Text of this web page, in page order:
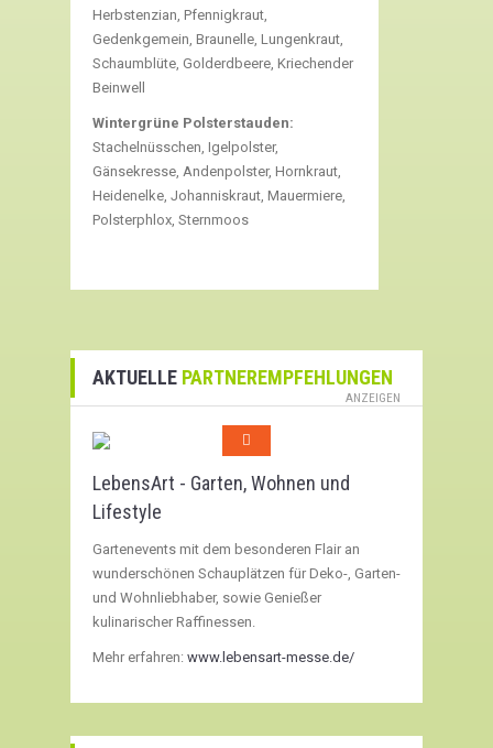
Herbstenzian, Pfennigkraut,
Gedenkgemein, Braunelle, Lungenkraut,
Schaumblüte, Golderdbeere, Kriechender
Beinwell
Wintergrüne Polsterstauden:
Stachelnüsschen, Igelpolster,
Gänsekresse, Andenpolster, Hornkraut,
Heidenelke, Johanniskraut, Mauermiere,
Polsterphlox, Sternmoos
AKTUELLE PARTNEREMPFEHLUNGEN
ANZEIGEN
LebensArt - Garten, Wohnen und
Lifestyle
Gartenevents mit dem besonderen Flair an
wunderschönen Schauplätzen für Deko-, Garten-
und Wohnliebhaber, sowie Genießer
kulinarischer Raffinessen.
Mehr erfahren: www.lebensart-messe.de/